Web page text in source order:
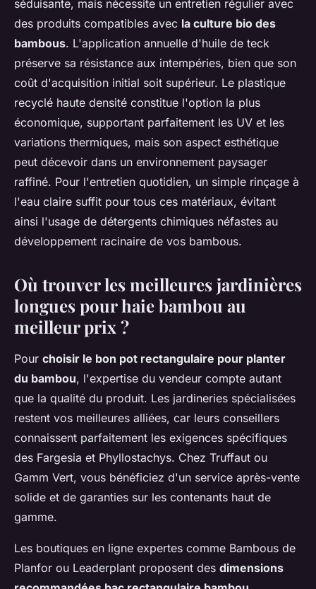
séduisante, mais nécessite un entretien régulier avec
des produits compatibles avec la culture bio des
bambous. L'application annuelle d'huile de teck
préserve sa résistance aux intempéries, bien que son
coût d'acquisition initial soit supérieur. Le plastique
recyclé haute densité constitue l'option la plus
économique, supportant parfaitement les UV et les
variations thermiques, mais son aspect esthétique
peut décevoir dans un environnement paysager
raffiné. Pour l'entretien quotidien, un simple rinçage à
l'eau claire suffit pour tous ces matériaux, évitant
ainsi l'usage de détergents chimiques néfastes au
développement racinaire de vos bambous.
Où trouver les meilleures jardinières
longues pour haie bambou au
meilleur prix ?
Pour choisir le bon pot rectangulaire pour planter
du bambou, l'expertise du vendeur compte autant
que la qualité du produit. Les jardineries spécialisées
restent vos meilleures alliées, car leurs conseillers
connaissent parfaitement les exigences spécifiques
des Fargesia et Phyllostachys. Chez Truffaut ou
Gamm Vert, vous bénéficiez d'un service après-vente
solide et de garanties sur les contenants haut de
gamme.
Les boutiques en ligne expertes comme Bambous de
Planfor ou Leaderplant proposent des dimensions